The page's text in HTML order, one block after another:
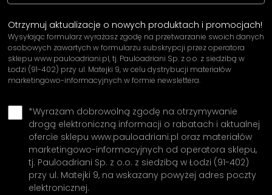
Otrzymuj aktualizacje o nowych produktach i promocjach!
Wysyłając formularz wyrażasz zgodę na przetwarzanie swoich danych
osobowych zawartych w formularzu subskrypcji przez operatora
sklepu www.pauloadriani.pl, tj. Pauloadriani Sp. z o.o. z siedzibą w
Łodzi (91-402) przy ul. Matejki 9, w celu dystrybucji materiałów
marketingowo-informacyjnych w formie newslettera.
*Wyrażam dobrowolną zgodę na otrzymywanie
drogą elektroniczną informacji o rabatach i aktualnej
ofercie sklepu www.pauloadriani.pl oraz materiałów
marketingowo-informacyjnych od operatora sklepu,
tj. Pauloadriani Sp. z o.o. z siedzibą w Łodzi (91-402)
przy ul. Matejki 9, na wskazany powyżej adres poczty
elektronicznej.